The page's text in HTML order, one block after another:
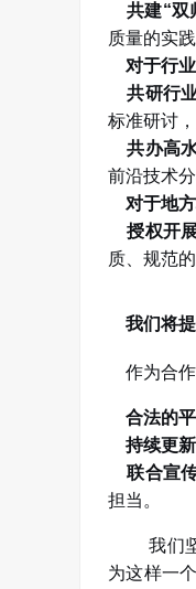
共建“双
质量的实
对于行业
共研行
标准研讨
共办高
前沿技术
对于地方
授权开
质、规范
我们将提
作为合作
合法的平
持续更新
联合宣
担当。
我们
为这样一